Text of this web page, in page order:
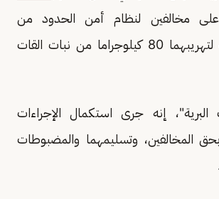
مخالفين لنظام أمن الحدود من
الجنسية الإثيوبية لتهريبهما 80 كيلوجراما من نبات القات
البرية"، إنه جرى استكمال الإجراءات
بحق المخالفين، وتسليمهما والمضبوطات